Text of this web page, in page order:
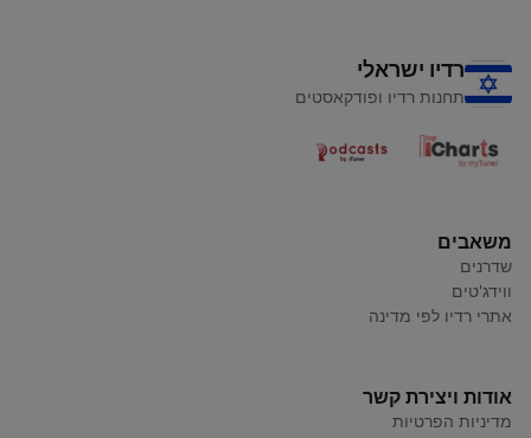
רדיו ישראלי
תחנות רדיו ופודקאסטים
משאבים
שדרנים
ווידג'טים
אתרי רדיו לפי מדינה
אודות ויצירת קשר
מדיניות הפרטיות